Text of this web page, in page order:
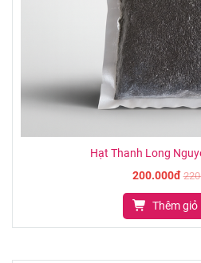
Hạt Thanh Long
200.000đ
Thêm giỏ